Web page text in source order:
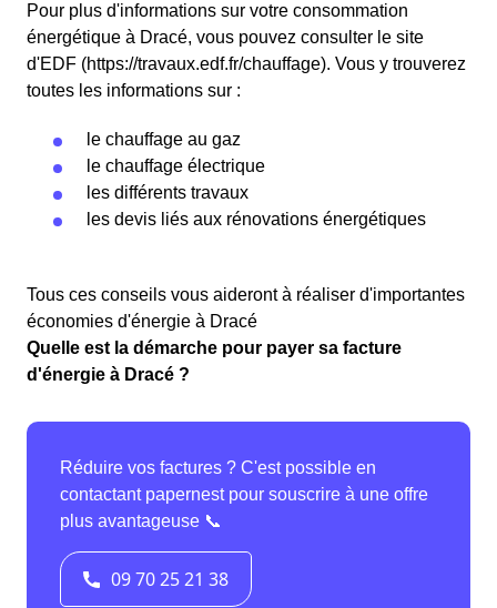
Pour plus d'informations sur votre consommation
énergétique à Dracé, vous pouvez consulter le site
d'EDF (https://travaux.edf.fr/chauffage). Vous y trouverez
toutes les informations sur :
le chauffage au gaz
le chauffage électrique
les différents travaux
les devis liés aux rénovations énergétiques
Tous ces conseils vous aideront à réaliser d'importantes
économies d'énergie à Dracé
Quelle est la démarche pour payer sa facture
d'énergie à Dracé ?